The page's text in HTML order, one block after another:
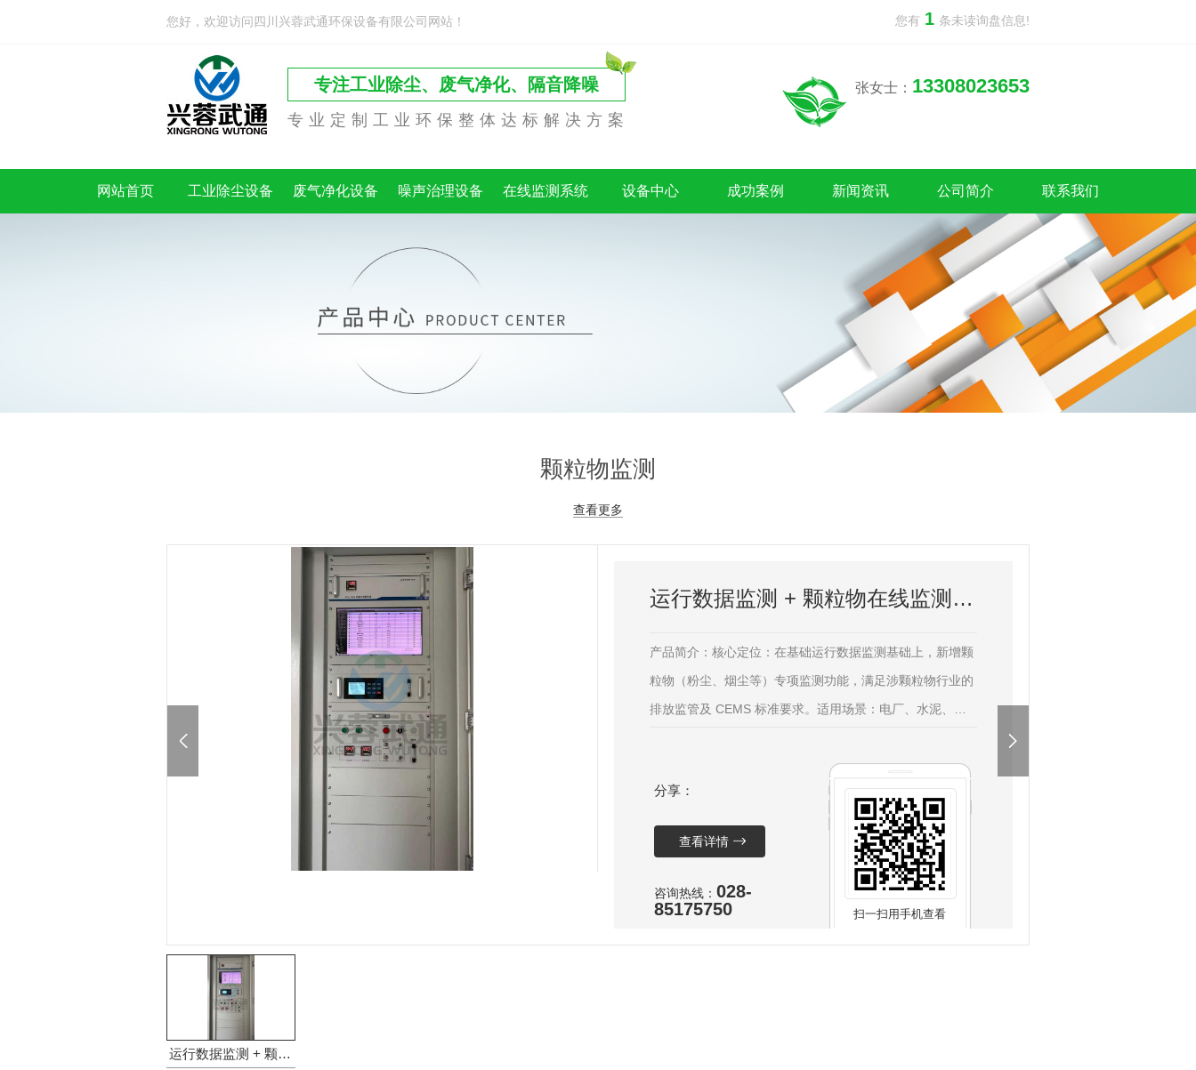
您好，欢迎访问四川兴蓉武通环保设备有限公司网站！ 您有 1 条未读询盘信息!
专注工业除尘、废气净化、隔音降噪
专业定制工业环保整体达标解决方案
张女士： 13308023653
网站首页 工业除尘设备 废气净化设备 噪声治理设备 在线监测系统 设备中心 成功案例 新闻资讯 公司简介 联系我们
颗粒物监测
查看更多
运行数据监测 + 颗粒物在线监测系统
产品简介：核心定位：在基础运行数据监测基础上，新增颗
粒物（粉尘、烟尘等）专项监测功能，满足涉颗粒物行业的
排放监管及 CEMS 标准要求。适用场景：电厂、水泥、钢
尘等有组织 / 无组织排放。核心功能与优势：高精度监测：
采用激光粉尘浓度检测仪，测量精度达 ±0.5%，可捕捉瞬时
浓度
分享：
查看详情
咨询热线： 028-
85175750
扫一扫用手机查看
运行数据监测 + 颗粒物在线监测系统